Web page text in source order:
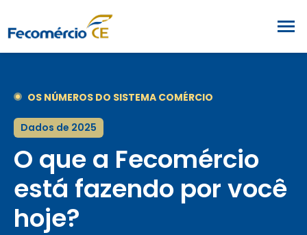
OS NÚMEROS DO SISTEMA COMÉRCIO
Dados de 2025
O que a Fecomércio
está fazendo por você
hoje?